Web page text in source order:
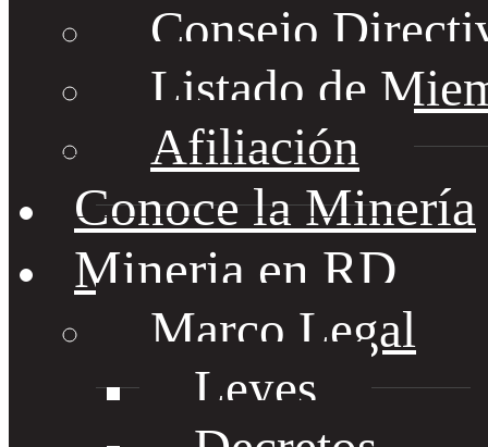
Consejo
Listado de
Afiliación
Conoce la Minería
Mineria en RD
Marco Legal
Leyes